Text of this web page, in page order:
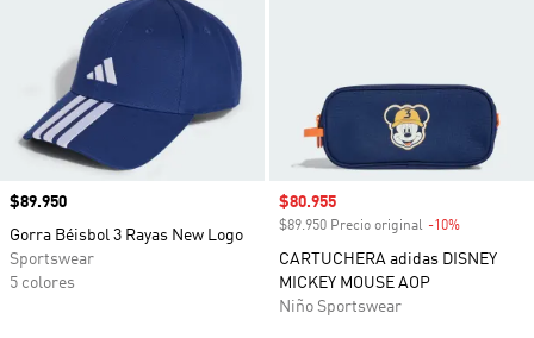
Precio
$89.950
Gorra Béisbol 3 Rayas New Logo
Sportswear
5 colores
Precio de venta
$80.955
$89.950 Precio original -10%
CARTUCHERA adidas DISNEY
MICKEY MOUSE AOP
Niño Sportswear